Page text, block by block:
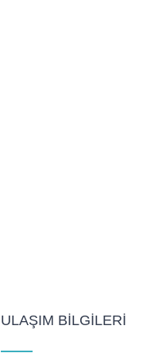
ULAŞIM BILGILERI